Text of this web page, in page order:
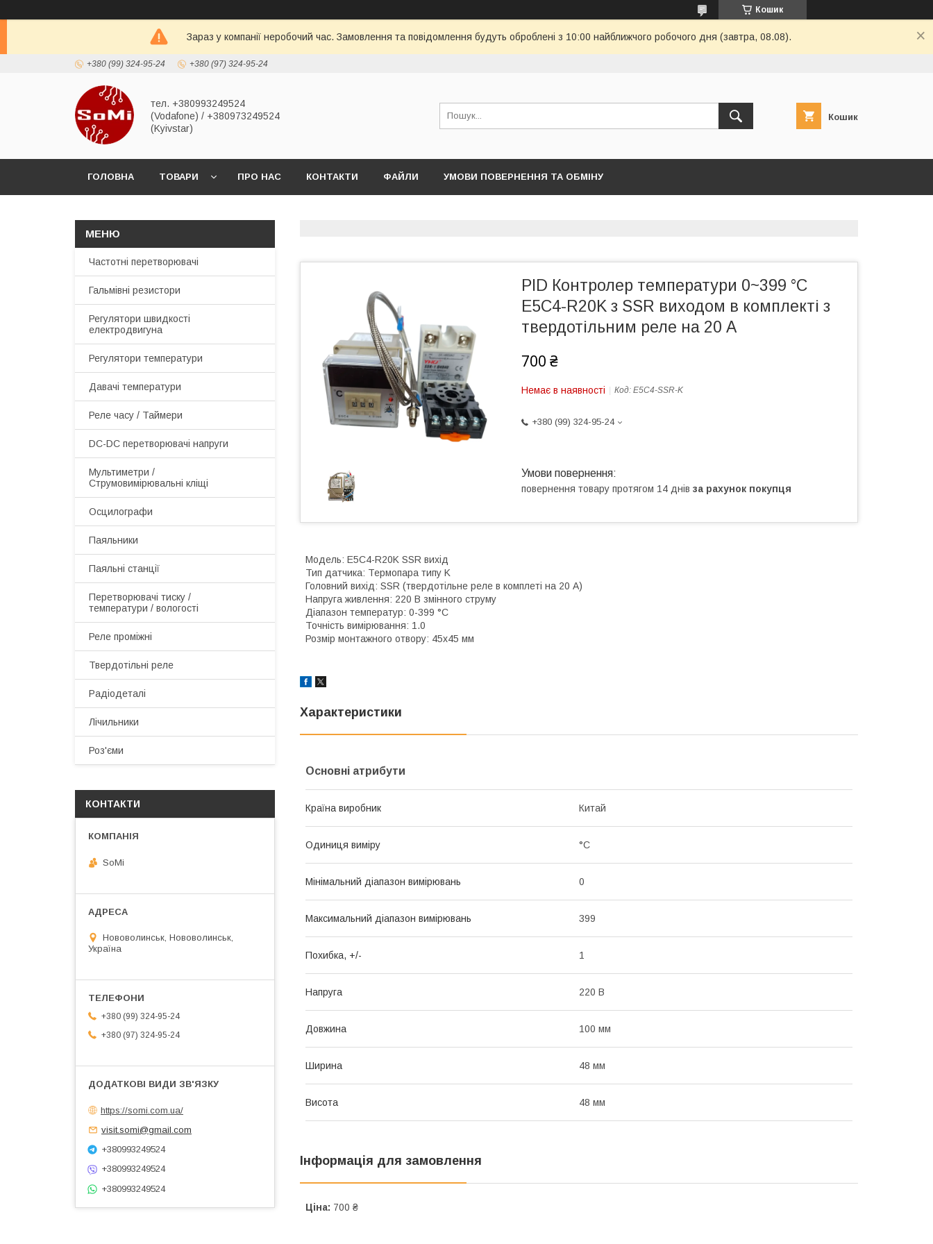
Кошик
Зараз у компанії неробочий час. Замовлення та повідомлення будуть оброблені з 10:00 найближчого робочого дня (завтра, 08.08).
+380 (99) 324-95-24 +380 (97) 324-95-24
тел. +380993249524
(Vodafone) / +380973249524
(Kyivstar)
Кошик
ГОЛОВНА ТОВАРИ ПРО НАС КОНТАКТИ ФАЙЛИ УМОВИ ПОВЕРНЕННЯ ТА ОБМІНУ
PID Контролер температури 0~399 °С
E5C4-R20K з SSR виходом в комплекті з
твердотільним реле на 20 А
700 ₴
Немає в наявності Код: E5C4-SSR-K
+380 (99) 324-95-24
повернення товару протягом 14 днів за рахунок покупця
Модель: E5C4-R20K SSR вихід
Тип датчика: Термопара типу K
Головний вихід: SSR (твердотільне реле в комплеті на 20 А)
Напруга живлення: 220 В змінного струму
Діапазон температур: 0-399 °C
Точність вимірювання: 1.0
Розмір монтажного отвору: 45х45 мм
Характеристики
Основні атрибути
Країна виробник Китай
Одиниця виміру °С
Мінімальний діапазон вимірювань 0
Максимальний діапазон вимірювань 399
Похибка, +/- 1
Напруга 220 В
Довжина 100 мм
Ширина 48 мм
Висота 48 мм
Інформація для замовлення
Ціна: 700 ₴
Частотні перетворювачі
Гальмівні резистори
Регулятори швидкості
електродвигуна
Регулятори температури
Давачі температури
Реле часу / Таймери
DC-DC перетворювачі напруги
Мультиметри /
Струмовимірювальні кліщі
Осцилографи
Паяльники
Паяльні станції
Перетворювачі тиску /
температури / вологості
Реле проміжні
Твердотільні реле
Радіодеталі
Лічильники
Роз'єми
КОНТАКТИ
SoMi
Нововолинськ, Нововолинськ,
Україна
+380 (99) 324-95-24
+380 (97) 324-95-24
https://somi.com.ua/
visit.somi@gmail.com
+380993249524
+380993249524
+380993249524